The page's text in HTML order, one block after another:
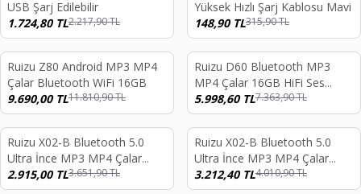
USB Şarj Edilebilir
1.724,80TL2.217,90TL
Yüksek Hızlı Şarj Kablosu Mavi
148,90TL315,90TL
%18
Ruizu Z80 Android MP3 MP4
Çalar Bluetooth WiFi 16GB
9.690,00TL11.810,90TL
%19
Ruizu D60 Bluetooth MP3
MP4 Çalar 16GB HiFi Ses
Kayıt
5.998,60TL7.363,90TL
%20
Ruizu X02-B Bluetooth 5.0
Ultra İnce MP3 MP4 Çalar
Radyo 8GB MP3 Player
2.915,00TL3.651,90TL
%20
Ruizu X02-B Bluetooth 5.0
Ultra İnce MP3 MP4 Çalar
Radyo 16GB MP3 Player
3.212,40TL4.010,90TL